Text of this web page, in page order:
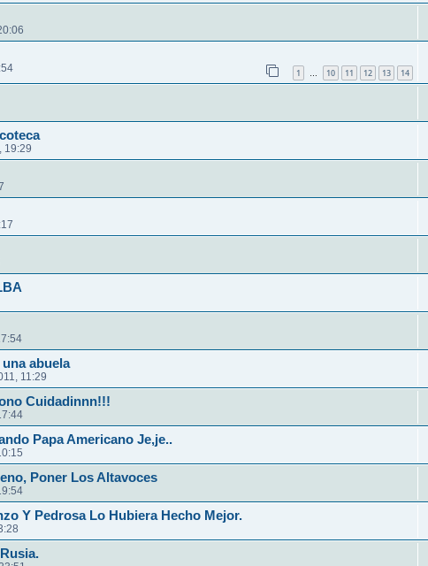
1 10 11 12 13 14
19:29
abuela
11:29
Cuidadinnn!!!
Papa Americano Je,je..
Poner Los Altavoces
Y Pedrosa Lo Hubiera Hecho Mejor.